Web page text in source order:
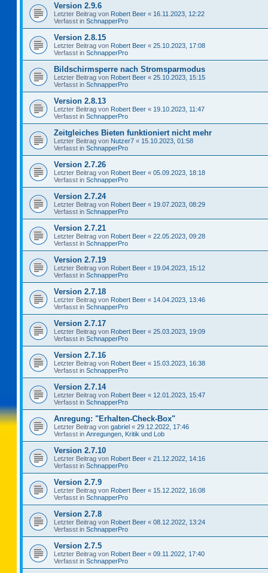
Version 2.9.6
Letzter Beitrag von Robert Beer « 16.11.2023, 12:22
Verfasst in SchnapperPro
Version 2.8.15
Letzter Beitrag von Robert Beer « 25.10.2023, 17:08
Verfasst in SchnapperPro
Bildschirmsperre nach Stromsparmodus
Letzter Beitrag von Robert Beer « 25.10.2023, 15:15
Verfasst in SchnapperPro
Version 2.8.13
Letzter Beitrag von Robert Beer « 19.10.2023, 11:47
Verfasst in SchnapperPro
Zeitgleiches Bieten funktioniert nicht mehr
Letzter Beitrag von Nutzer7 « 15.10.2023, 01:58
Verfasst in SchnapperPro
Version 2.7.26
Letzter Beitrag von Robert Beer « 05.09.2023, 18:18
Verfasst in SchnapperPro
Version 2.7.24
Letzter Beitrag von Robert Beer « 19.07.2023, 08:29
Verfasst in SchnapperPro
Version 2.7.21
Letzter Beitrag von Robert Beer « 22.05.2023, 09:28
Verfasst in SchnapperPro
Version 2.7.19
Letzter Beitrag von Robert Beer « 19.04.2023, 15:12
Verfasst in SchnapperPro
Version 2.7.18
Letzter Beitrag von Robert Beer « 14.04.2023, 13:46
Verfasst in SchnapperPro
Version 2.7.17
Letzter Beitrag von Robert Beer « 25.03.2023, 19:09
Verfasst in SchnapperPro
Version 2.7.16
Letzter Beitrag von Robert Beer « 15.03.2023, 16:38
Verfasst in SchnapperPro
Version 2.7.14
Letzter Beitrag von Robert Beer « 12.01.2023, 15:47
Verfasst in SchnapperPro
Anregung: "Erhalten-Check-Box"
Letzter Beitrag von gabriel « 29.12.2022, 17:46
Verfasst in Anregungen, Kritik und Lob
Version 2.7.10
Letzter Beitrag von Robert Beer « 21.12.2022, 14:16
Verfasst in SchnapperPro
Version 2.7.9
Letzter Beitrag von Robert Beer « 15.12.2022, 16:08
Verfasst in SchnapperPro
Version 2.7.8
Letzter Beitrag von Robert Beer « 08.12.2022, 13:24
Verfasst in SchnapperPro
Version 2.7.5
Letzter Beitrag von Robert Beer « 09.11.2022, 17:40
Verfasst in SchnapperPro